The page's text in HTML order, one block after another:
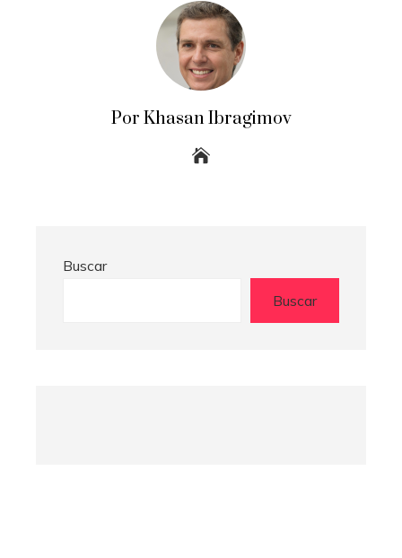
Por Khasan Ibragimov
Buscar
Buscar